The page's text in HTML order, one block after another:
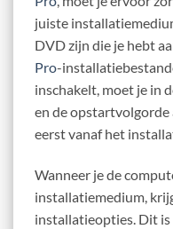
juiste
DVD zijn die je hebt
Pro-
inschakelt, moet je in
en de opstartvolgorde
eerst vanaf het
Wanneer je de
installatiemedium,
installatieopties. Dit